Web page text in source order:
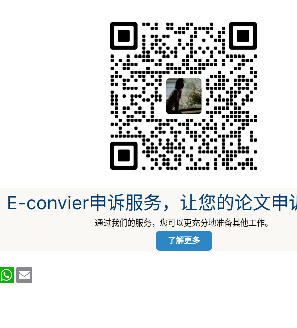
E-convier申诉服务，让您的论文申
通过我们的服务，您可以更充分地准备其他工作。
了解更多
WhatsApp